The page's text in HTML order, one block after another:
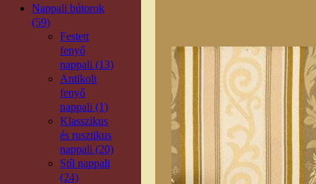
Nappali bútorok
(59)
Festett
fenyő
nappali (13)
Antikolt
fenyő
nappali (1)
Klasszikus
és rusztikus
nappali (20)
Stíl nappali
(24)